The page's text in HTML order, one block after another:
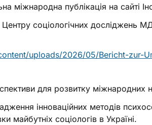
міжнародна публікація на сайті
Центру соціологічних досліджень
uploads/2026/05/Bericht-zur-
для розвитку міжнародних
інноваційних методів
майбутніх соціологів в Україні.